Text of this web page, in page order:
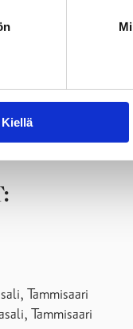
Kiellä
2026 on
joka tarjoaa
alussa.
Tammisaari
Tammisaari